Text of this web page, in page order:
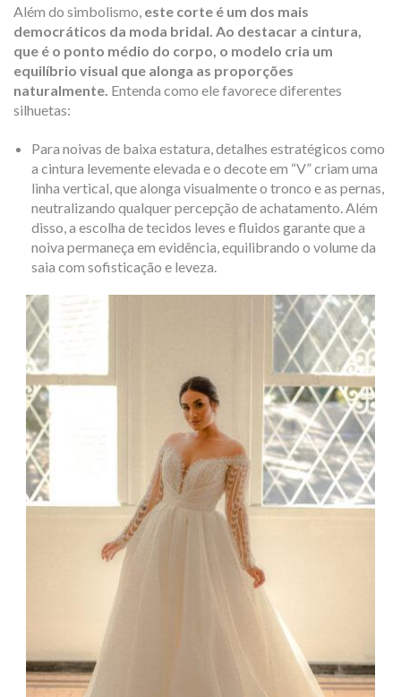
Além do simbolismo, este corte é um dos mais
democráticos da moda bridal. Ao destacar a cintura,
que é o ponto médio do corpo, o modelo cria um
equilíbrio visual que alonga as proporções
naturalmente. Entenda como ele favorece diferentes
silhuetas:
Para noivas de baixa estatura, detalhes estratégicos como
a cintura levemente elevada e o decote em “V” criam uma
linha vertical, que alonga visualmente o tronco e as pernas,
neutralizando qualquer percepção de achatamento. Além
disso, a escolha de tecidos leves e fluidos garante que a
noiva permaneça em evidência, equilibrando o volume da
saia com sofisticação e leveza.